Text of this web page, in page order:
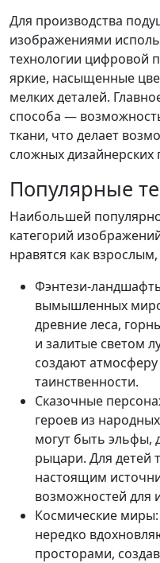
Для производства
изображениями
технологии цифровой
яркие, насыщенные
мелких деталей.
способа —
ткани, что делает
сложных дизайнерских
Популярные
Наибольшей
категорий
нравятся как
Фэнтези-
вымышленных
древние леса,
и залитые светом
создают
таинственности.
Сказочные
героев из
могут быть эльфы,
рыцари. Для детей
настоящим
возможностей для
Космические
нередко
просторами,